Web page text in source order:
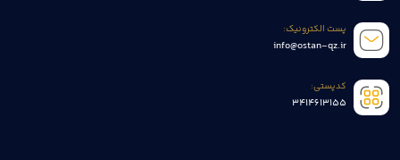
پست الکترونیک:
info@ostan-qz.ir
کدپستی:
3414613155